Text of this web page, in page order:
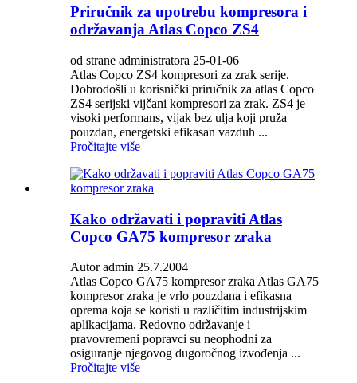
Priručnik za upotrebu kompresora i
održavanja Atlas Copco ZS4
od strane administratora 25-01-06
Atlas Copco ZS4 kompresori za zrak serije.
Dobrodošli u korisnički priručnik za atlas Copco
ZS4 serijski vijčani kompresori za zrak. ZS4 je
visoki performans, vijak bez ulja koji pruža
pouzdan, energetski efikasan vazduh ...
Pročitajte više
Kako održavati i popraviti Atlas
Copco GA75 kompresor zraka
Autor admin 25.7.2004
Atlas Copco GA75 kompresor zraka Atlas GA75
kompresor zraka je vrlo pouzdana i efikasna
oprema koja se koristi u različitim industrijskim
aplikacijama. Redovno održavanje i
pravovremeni popravci su neophodni za
osiguranje njegovog dugoročnog izvođenja ...
Pročitajte više